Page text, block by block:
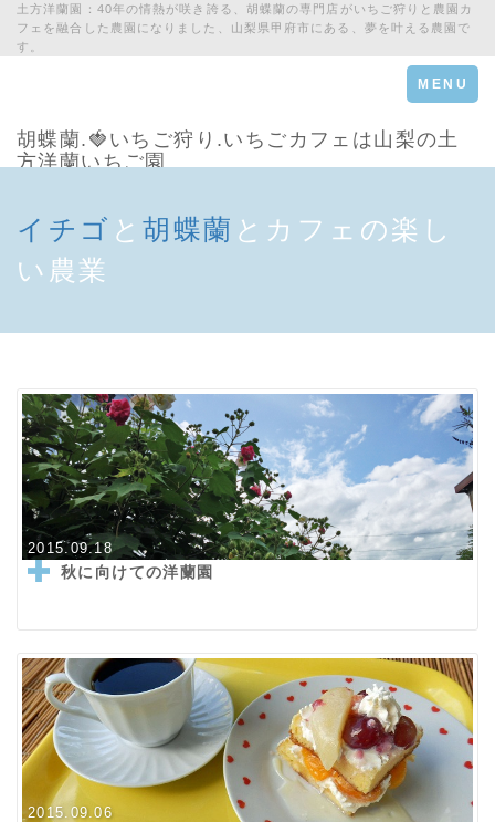
土方洋蘭園：40年の情熱が咲き誇る、胡蝶蘭の専門店がいちご狩りと農園カ
フェを融合した農園になりました、山梨県甲府市にある、夢を叶える農園で
す。
Toggle
navigation
MENU
胡蝶蘭.🍓いちご狩り.いちごカフェは山梨の土
方洋蘭いちご園
イチゴ と 胡蝶蘭 とカフェの楽し
い農業
2015.09.18
秋に向けての洋蘭園
2015.09.06